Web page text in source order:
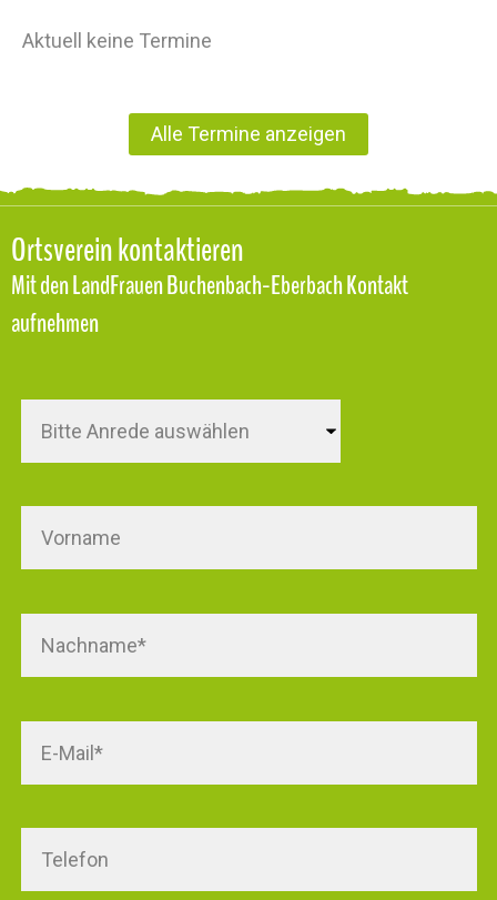
Aktuell keine Termine
Alle Termine anzeigen
Ortsverein kontaktieren
Mit den LandFrauen Buchenbach-Eberbach Kontakt
aufnehmen